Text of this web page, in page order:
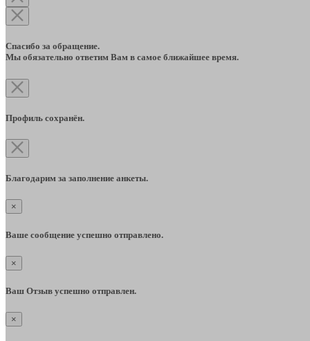
Спасибо за обращение.
Мы обязательно ответим Вам в самое ближайшее время.
Профиль сохранён.
Благодарим за заполнение анкеты.
×
Ваше сообщение успешно отправлено.
×
Ваш Отзыв успешно отправлен.
×